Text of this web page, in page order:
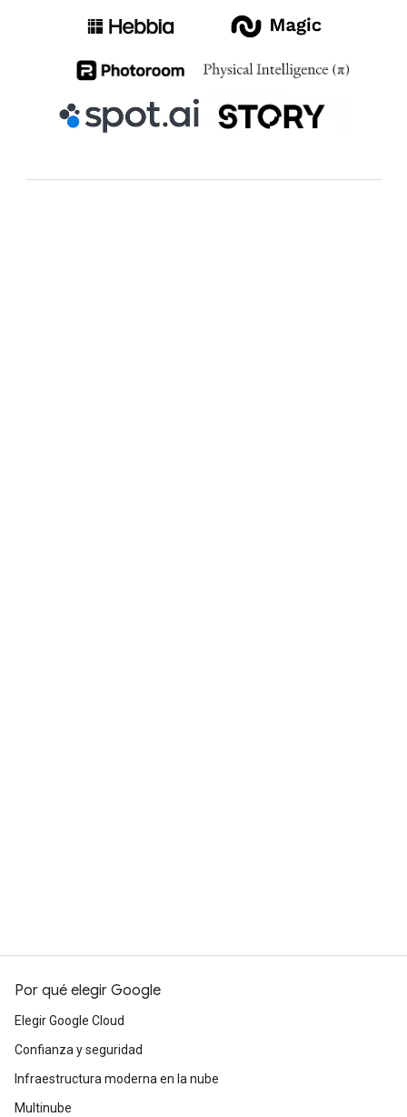
Por qué elegir Google
Elegir Google Cloud
Confianza y seguridad
Infraestructura moderna en la nube
Multinube